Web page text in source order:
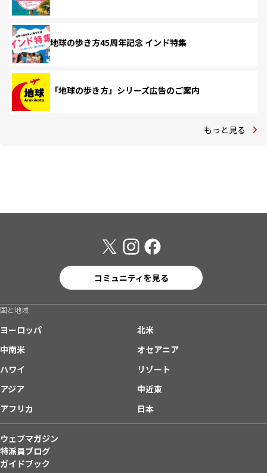
地球の歩き方45周年記念 インド特集
「地球の歩き方」シリーズ広告のご案内
もっと見る
コミュニティを見る
国と地域
ヨーロッパ
北米
中南米
オセアニア
ハワイ
リゾート
アジア
中近東
アフリカ
日本
ウェブマガジン
特派員ブログ
ガイドブック